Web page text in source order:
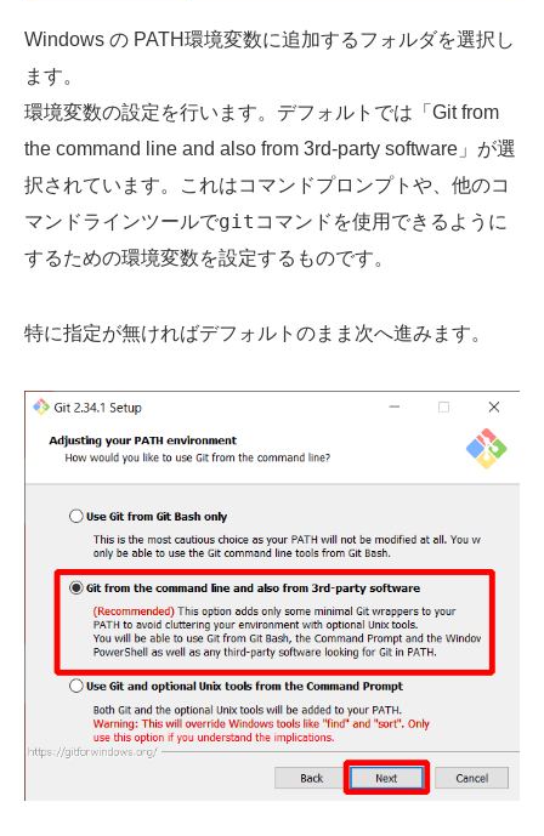
Windows の PATH環境変数に追加するフォルダを選択し
ます。
環境変数の設定を行います。デフォルトでは「Git from
the command line and also from 3rd-party software」が選
択されています。これはコマンドプロンプトや、他のコ
マンドラインツールでgit コマンドを使用できるように
するための環境変数を設定するものです。
特に指定が無ければデフォルトのまま次へ進みます。